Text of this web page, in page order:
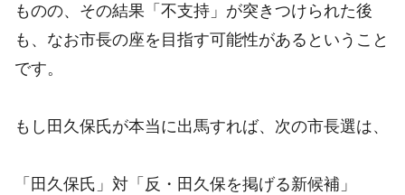
ものの、その結果「不支持」が突きつけられた後
も、なお市長の座を目指す可能性があるということ
です。
もし田久保氏が本当に出馬すれば、次の市長選は、
「田久保氏」対「反・田久保を掲げる新候補」